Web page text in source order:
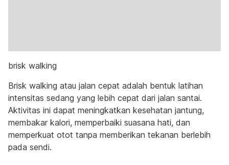
brisk walking
Brisk walking atau jalan cepat adalah bentuk latihan
intensitas sedang yang lebih cepat dari jalan santai.
Aktivitas ini dapat meningkatkan kesehatan jantung,
membakar kalori, memperbaiki suasana hati, dan
memperkuat otot tanpa memberikan tekanan berlebih
pada sendi.